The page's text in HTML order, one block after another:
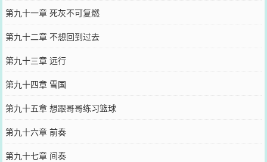
第九十一章 死灰不可复燃
第九十二章 不想回到过去
第九十三章 远行
第九十四章 雪国
第九十五章 想跟哥哥练习篮球
第九十六章 前奏
第九十七章 间奏